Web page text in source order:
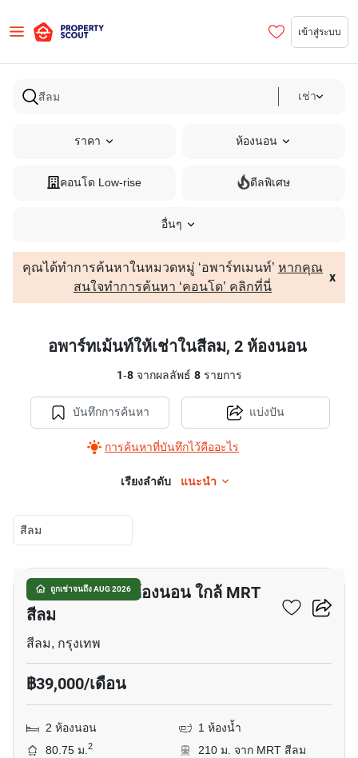
เข้าสู่ระบบ
เช่า
ราคา ห้องนอน
คอนโด Low-rise ดีลพิเศษ
อื่นๆ
คุณได้ทำการค้นหาในหมวดหมู่ ‘อพาร์ทเมนท์’ หากคุณ
สนใจทำการค้นหา ‘คอนโด’ คลิกที่นี่
x
อพาร์ทเม้นท์ให้เช่าในสีลม, 2 ห้องนอน
1-8จากผลลัพธ์ 8รายการ
บันทึกการค้นหา
การค้นหาที่บันทึกไว้คืออะไร
แบ่งปัน
เรียงลำดับ แนะนำ
สีลม
ถูกเช่าจนถึง AUG 2026
อพาร์ทเมนต์ 2-ห้องนอน ใกล้ MRT
สีลม
สีลม, กรุงเทพ
฿39,000/เดือน
2 ห้องนอน
1 ห้องน้ำ
80.75 ม.2
210 ม. จาก MRT สีลม